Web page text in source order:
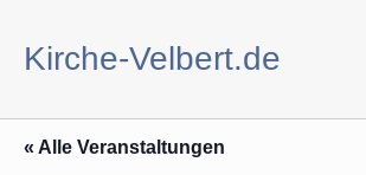
springen
Kirche-Velbert.de
« Alle Veranstaltungen